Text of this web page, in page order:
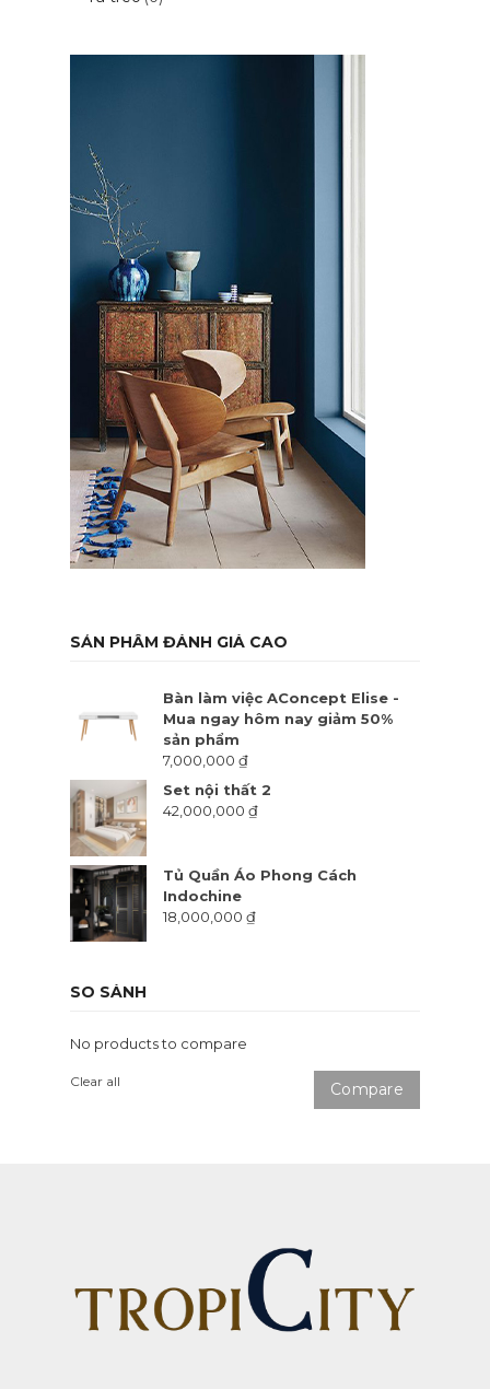
SẢN PHẨM ĐÁNH GIÁ CAO
Bàn làm việc AConcept Elise -
Mua ngay hôm nay giảm 50%
sản phẩm
7,000,000 ₫
Set nội thất 2
42,000,000 ₫
Tủ Quần Áo Phong Cách
Indochine
18,000,000 ₫
SO SÁNH
No products to compare
Clear all Compare